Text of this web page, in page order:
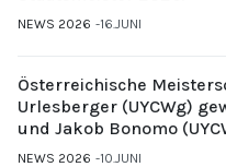
NEWS 2026 16.JUNI
Österreichische
Urlesberger (UYCWg)
und Jakob Bonomo
Gubi (UYCMo)
NEWS 2026 10.JUNI